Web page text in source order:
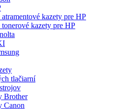
kazety pre HP
kazety pre HP
tlačiarní
Brother
Canon